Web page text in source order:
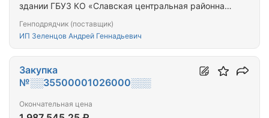
здании ГБУЗ КО «Славская центральная районная
Калининградская область, г. Славск, ул.
Советская, д.5, литер А»
Генподрядчик (поставщик)
ИП Зеленцов Андрей Геннадьевич
Закупка
№░░35500001026000░░░
Окончательная цена